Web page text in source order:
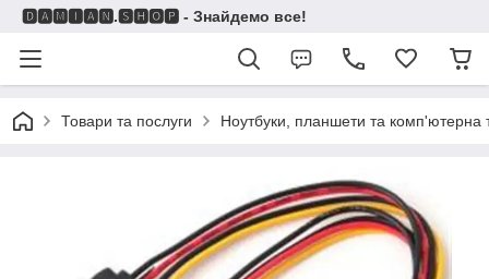
🅳🅰🅼🅸🅰🅽.🆂🅷🅾🅿 - Знайдемо все!
Товари та послуги Ноутбуки, планшети та комп'ютерна